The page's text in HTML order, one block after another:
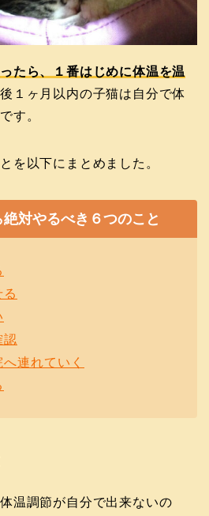
たら、１番はじめに体温を温
１ヶ月以内の子猫は自分で体
す。
を以下にまとめました。
対やるべき６つのこと
る
認
連れていく
温調節が自分で出来ないの